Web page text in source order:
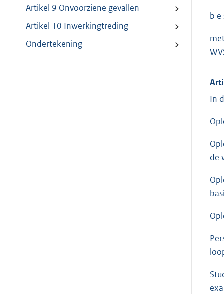
Artikel 9 Onvoorziene gevallen
Artikel 10 Inwerkingtreding
Ondertekening
b e
In
de